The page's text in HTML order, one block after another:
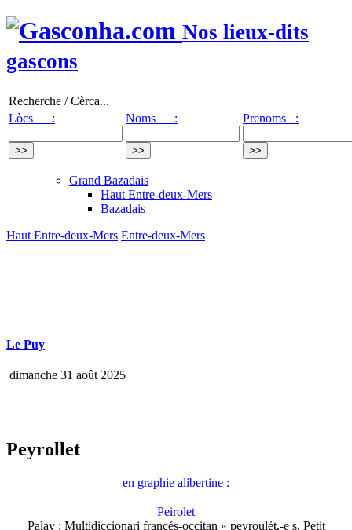
Nos lieux-dits
gascons
Recherche / Cèrca...
Lòcs :
Noms : Prenoms :
Grand Bazadais
Haut Entre-deux-Mers
Bazadais
Haut Entre-deux-Mers Entre-deux-Mers
Le Puy
dimanche 31 août 2025
Peyrollet
en graphie alibertine :
Peirolet
Palay : Multidiccionari francés-occitan « peyroulét,-e s. Petit